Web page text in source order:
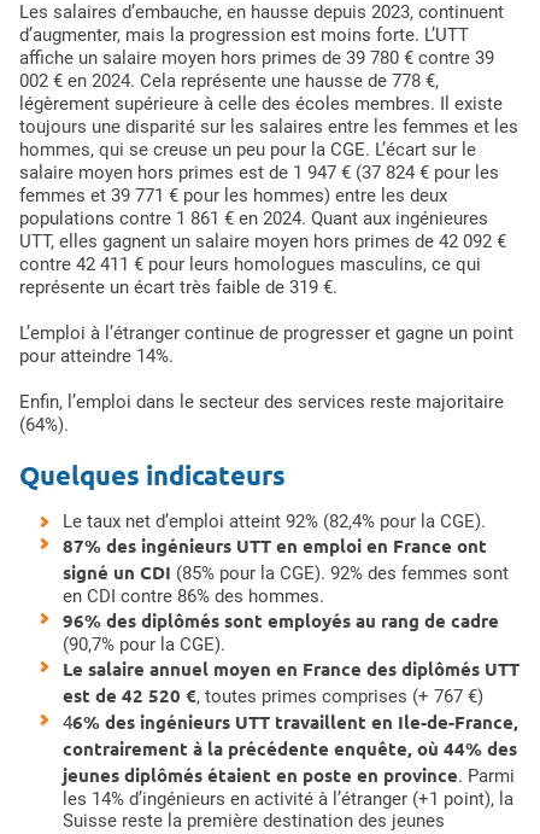
Les salaires d’embauche, en hausse depuis 2023, continuent
d’augmenter, mais la progression est moins forte. L’UTT
affiche un salaire moyen hors primes de 39 780 € contre 39
002 € en 2024. Cela représente une hausse de 778 €,
légèrement supérieure à celle des écoles membres. Il existe
toujours une disparité sur les salaires entre les femmes et les
hommes, qui se creuse un peu pour la CGE. L’écart sur le
salaire moyen hors primes est de 1 947 € (37 824 € pour les
femmes et 39 771 € pour les hommes) entre les deux
populations contre 1 861 € en 2024. Quant aux ingénieures
UTT, elles gagnent un salaire moyen hors primes de 42 092 €
contre 42 411 € pour leurs homologues masculins, ce qui
représente un écart très faible de 319 €.
L’emploi à l’étranger continue de progresser et gagne un point
pour atteindre 14%.
Enfin, l’emploi dans le secteur des services reste majoritaire
(64%).
Quelques indicateurs
Le taux net d’emploi atteint 92% (82,4% pour la CGE).
87% des ingénieurs UTT en emploi en France ont
signé un CDI (85% pour la CGE). 92% des femmes sont
en CDI contre 86% des hommes.
96% des diplômés sont employés au rang de cadre
(90,7% pour la CGE).
Le salaire annuel moyen en France des diplômés UTT
est de 42 520 €, toutes primes comprises (+ 767 €)
46% des ingénieurs UTT travaillent en Ile-de-France,
contrairement à la précédente enquête, où 44% des
jeunes diplômés étaient en poste en province. Parmi
les 14% d’ingénieurs en activité à l’étranger (+1 point), la
Suisse reste la première destination des jeunes